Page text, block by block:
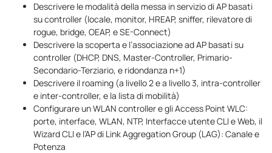
Descrivere le modalità della messa in servizio di AP basati
su controller (locale, monitor, HREAP, sniffer, rilevatore di
rogue, bridge, OEAP, e SE-Connect)
Descrivere la scoperta e l’associazione ad AP basati su
controller (DHCP, DNS, Master-Controller, Primario-
Secondario-Terziario, e ridondanza n+1)
Descrivere il roaming (a livello 2 e a livello 3, intra-controller
e inter-controller, e la lista di mobilità)
Configurare un WLAN controller e gli Access Point WLC:
porte, interface, WLAN, NTP, Interfacce utente CLI e Web, il
Wizard CLI e l’AP di Link Aggregation Group (LAG): Canale e
Potenza